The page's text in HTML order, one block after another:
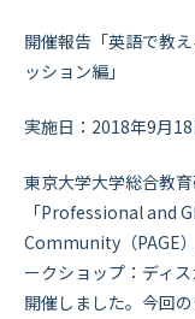
開催報告「英語で教
ッション編」
実施日：2018年9月18
東京大学大学総合教
「Professional and
Community（PAGE
ークショップ：ディ
開催しました。今回